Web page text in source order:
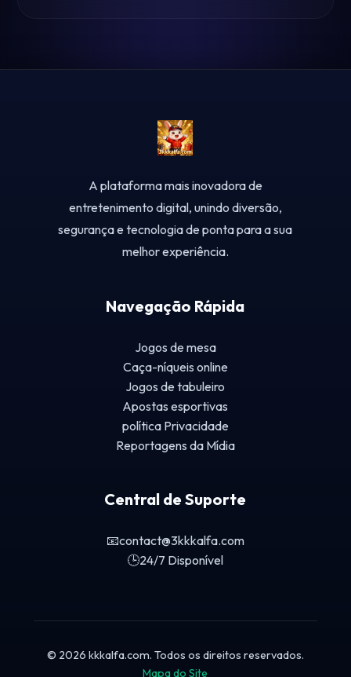
A plataforma mais inovadora de
entretenimento digital, unindo diversão,
segurança e tecnologia de ponta para a sua
melhor experiência.
Navegação Rápida
Jogos de mesa
Caça-níqueis online
Jogos de tabuleiro
Apostas esportivas
política Privacidade
Reportagens da Mídia
Central de Suporte
📧contact@3kkkalfa.com
🕒24/7 Disponível
© 2026 kkkalfa.com. Todos os direitos reservados.
Mapa do Site